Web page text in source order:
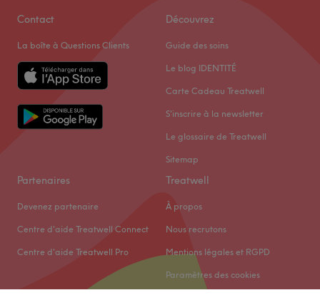
Contact
La boîte à Questions Clients
Découvrez
Guide des soins
Le blog IDENTITÉ
Carte Cadeau Treatwell
S'inscrire à la newsletter
Le glossaire de Treatwell
Sitemap
Partenaires
Devenez partenaire
Centre d'aide Treatwell Connect
Centre d'aide Treatwell Pro
Treatwell
À propos
Nous recrutons
Mentions légales et RGPD
Paramètres des cookies